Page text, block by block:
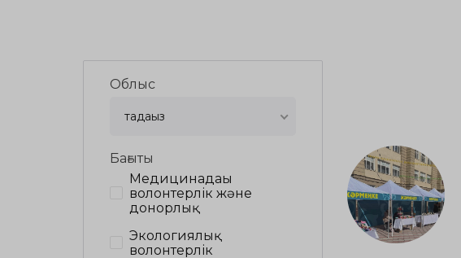
Облыс
таңдаңыз
Бағыты
Медицинадағы
волонтерлік және
донорлық
Экологиялық
волонтерлік